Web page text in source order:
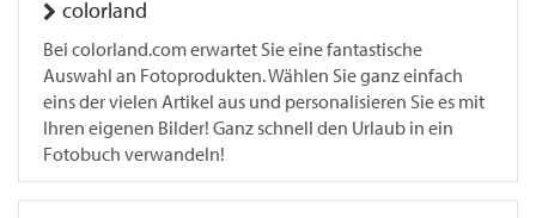
colorland
Bei colorland.com erwartet Sie eine fantastische
Auswahl an Fotoprodukten. Wählen Sie ganz einfach
eins der vielen Artikel aus und personalisieren Sie es mit
Ihren eigenen Bilder! Ganz schnell den Urlaub in ein
Fotobuch verwandeln!